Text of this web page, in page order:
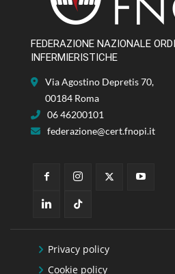
FEDERAZIONE NAZIONALE
INFERMIERISTICHE
Via Agostino Depretis 70,
00184 Roma
06 46200101
federazione@cert.fnopi.it
Privacy policy
Cookie policy